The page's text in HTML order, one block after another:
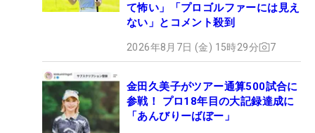
て怖い」「プロゴルファーには見え
ない」とコメント殺到
2026年8月7日 (金) 15時29分 7
金田久美子がツアー通算500試合に
参戦！ プロ18年目の大記録達成に
「あんびりーばぼー」